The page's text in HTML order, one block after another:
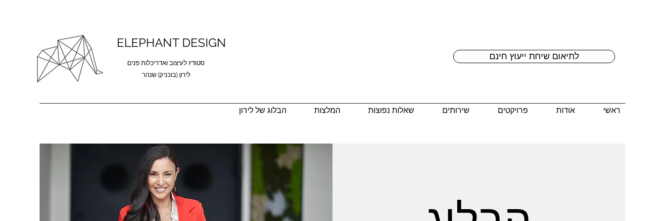
ELEPHANT DESIGN
סטודיו לעיצוב ואדריכלות פנים
לירון (בוכניק) שנהר
לתיאום שיחת ייעוץ חינם
ראשי אודות פרויקטים שירותים שאלות נפוצות המלצות הבלוג של לירון